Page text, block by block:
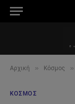
Αρχική » Κόσμος »
ΚΌΣΜΟΣ